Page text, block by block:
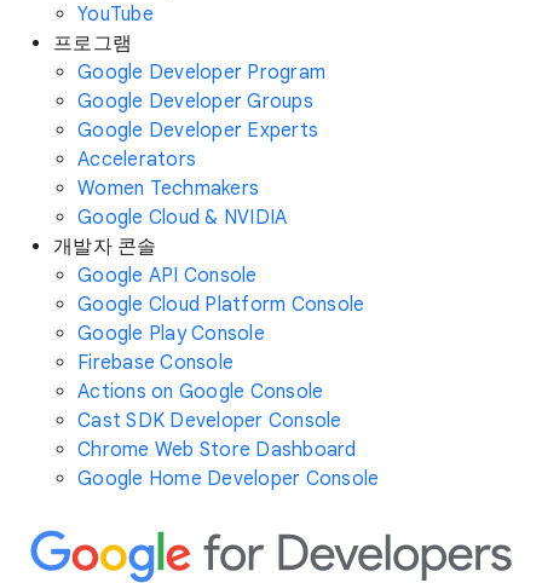
YouTube
프로그램
Google Developer Program
Google Developer Groups
Google Developer Experts
Accelerators
Women Techmakers
Google Cloud & NVIDIA
개발자 콘솔
Google API Console
Google Cloud Platform Console
Google Play Console
Firebase Console
Actions on Google Console
Cast SDK Developer Console
Chrome Web Store Dashboard
Google Home Developer Console